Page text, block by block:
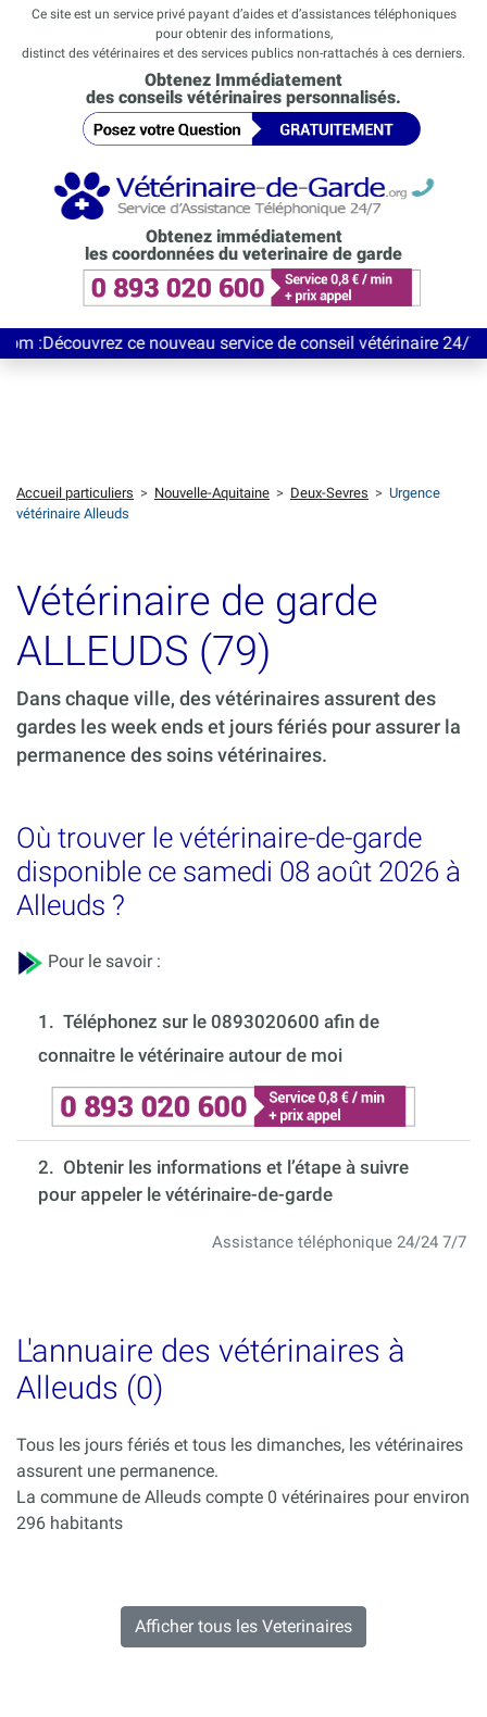
Ce site est un service privé payant d’aides et d’assistances téléphoniques
pour obtenir des informations,
distinct des vétérinaires et des services publics non-rattachés à ces derniers.
Obtenez Immédiatement
des conseils vétérinaires personnalisés.
Obtenez immédiatement
les coordonnées du veterinaire de garde
ce nouveau service de conseil vétérinaire 24/7
Accueil particuliers > Nouvelle-Aquitaine > Deux-Sevres > Urgence
vétérinaire Alleuds
Vétérinaire de garde
ALLEUDS (79)
Dans chaque ville, des vétérinaires assurent des
gardes les week ends et jours fériés pour assurer la
permanence des soins vétérinaires.
Où trouver le vétérinaire-de-garde
disponible ce samedi 08 août 2026 à
Alleuds ?
Pour le savoir :
1. Téléphonez sur le 0893020600 afin de
connaitre le vétérinaire autour de moi
2. Obtenir les informations et l’étape à suivre
pour appeler le vétérinaire-de-garde
Assistance téléphonique 24/24 7/7
L'annuaire des vétérinaires à
Alleuds (0)
Tous les jours fériés et tous les dimanches, les vétérinaires
assurent une permanence.
La commune de Alleuds compte 0 vétérinaires pour environ
296 habitants
Afficher tous les Veterinaires